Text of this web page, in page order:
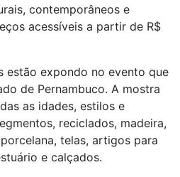
contemporâneos e
acessíveis a partir de R$
estão expondo no evento que
de Pernambuco. A mostra
as idades, estilos e
reciclados, madeira,
telas, artigos para
e calçados.